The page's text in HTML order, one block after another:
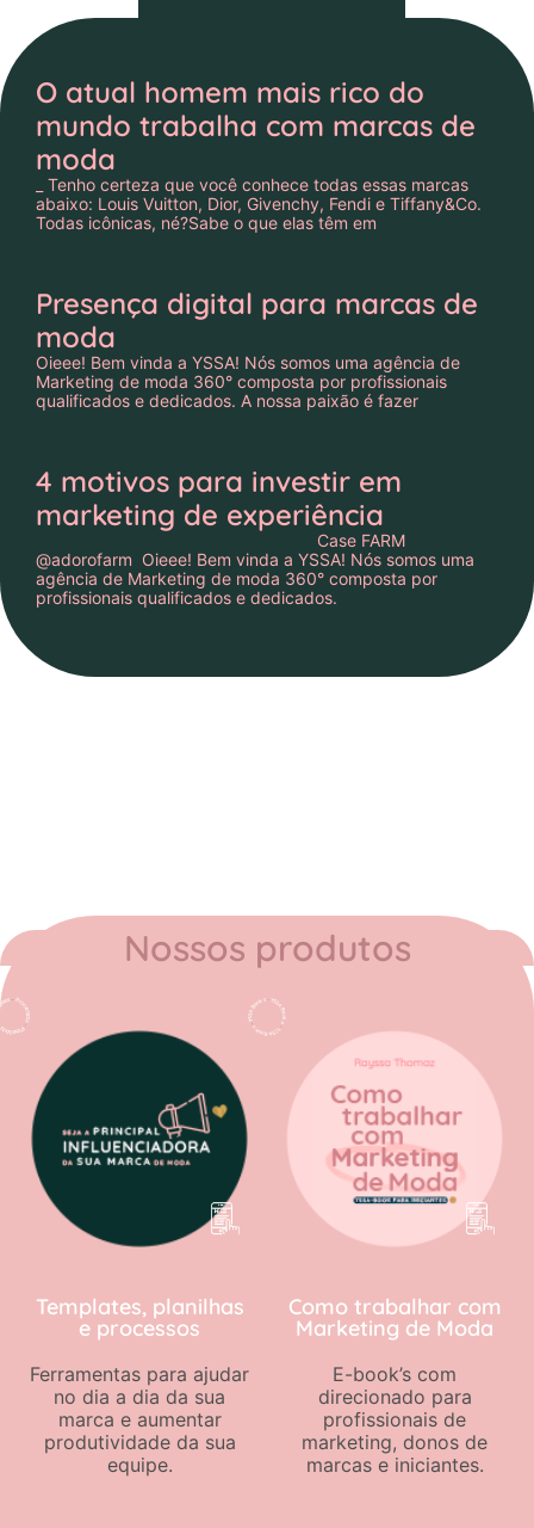
O atual homem mais rico do
mundo trabalha com marcas de
moda
_ Tenho certeza que você conhece todas essas marcas
abaixo: Louis Vuitton, Dior, Givenchy, Fendi e Tiffany&Co.
Todas icônicas, né?Sabe o que elas têm em
Presença digital para marcas de
moda
Oieee! Bem vinda a YSSA! Nós somos uma agência de
Marketing de moda 360° composta por profissionais
qualificados e dedicados. A nossa paixão é fazer
4 motivos para investir em
marketing de experiência
Case FARM
@adorofarm Oieee! Bem vinda a YSSA! Nós somos uma
agência de Marketing de moda 360° composta por
profissionais qualificados e dedicados.
Nossos produtos
Templates, planilhas
e processos
Ferramentas para ajudar
no dia a dia da sua
marca e aumentar
produtividade da sua
equipe.
Como trabalhar com
Marketing de Moda
E-book’s com
direcionado para
profissionais de
marketing, donos de
marcas e iniciantes.